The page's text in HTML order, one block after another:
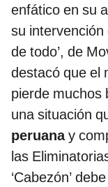
enfático en su
su intervención
de todo’, de
destacó que el
pierde muchos
una situación
peruanay
las
‘Cabezón’